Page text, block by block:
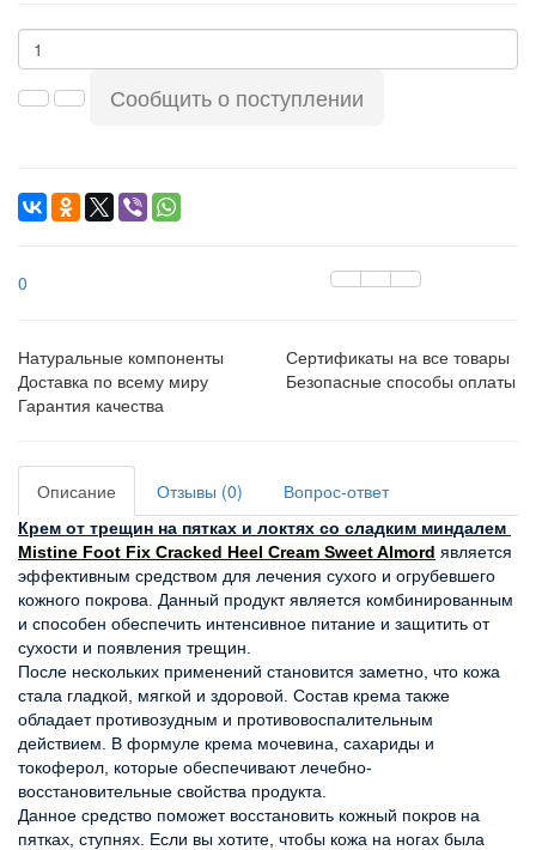
Сообщить о поступлении
0
Натуральные компоненты
Сертификаты на все товары
Доставка по всему миру
Безопасные способы оплаты
Гарантия качества
Описание Отзывы (0) Вопрос-ответ
Mistine Foot Fix Cracked Heel Cream Sweet Almord является
эффективным средством для лечения сухого и огрубевшего
кожного покрова. Данный продукт является комбинированным
и способен обеспечить интенсивное питание и защитить от
сухости и появления трещин.
После нескольких применений становится заметно, что кожа
стала гладкой, мягкой и здоровой. Состав крема также
обладает противозудным и противовоспалительным
действием. В формуле крема мочевина, сахариды и
токоферол, которые обеспечивают лечебно-
восстановительные свойства продукта.
Данное средство поможет восстановить кожный покров на
пятках, ступнях. Если вы хотите, чтобы кожа на ногах была